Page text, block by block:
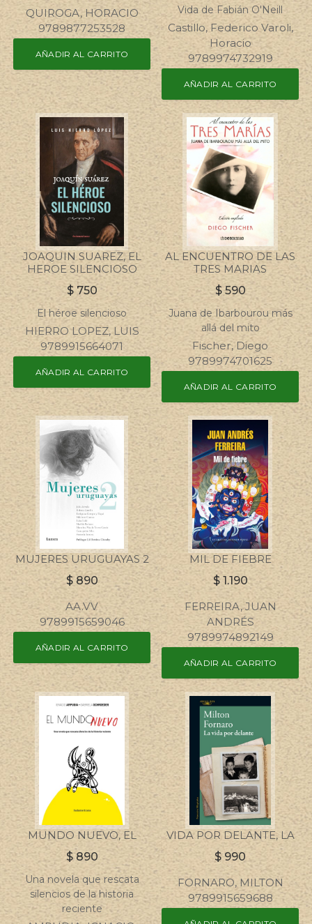
QUIROGA, HORACIO
9789877253528
AÑADIR AL CARRITO
Vida de Fabián O'Neill
Castillo, Federico Varoli,
Horacio
9789974732919
AÑADIR AL CARRITO
JOAQUIN SUAREZ, EL
HEROE SILENCIOSO
$ 750
El héroe silencioso
HIERRO LOPEZ, LUIS
9789915664071
AÑADIR AL CARRITO
AL ENCUENTRO DE LAS
TRES MARIAS
$590
Juana de Ibarbourou más
allá del mito
Fischer, Diego
9789974701625
AÑADIR AL CARRITO
MUJERES URUGUAYAS 2
$ 890
AA.VV
9789915659046
AÑADIR AL CARRITO
MIL DE FIEBRE
$ 1.190
FERREIRA, JUAN
ANDRÉS
9789974892149
AÑADIR AL CARRITO
MUNDO NUEVO, EL
$890
Una novela que rescata
silencios de la historia
reciente
VIDA POR DELANTE, LA
$ 990
FORNARO, MILTON
9789915659688